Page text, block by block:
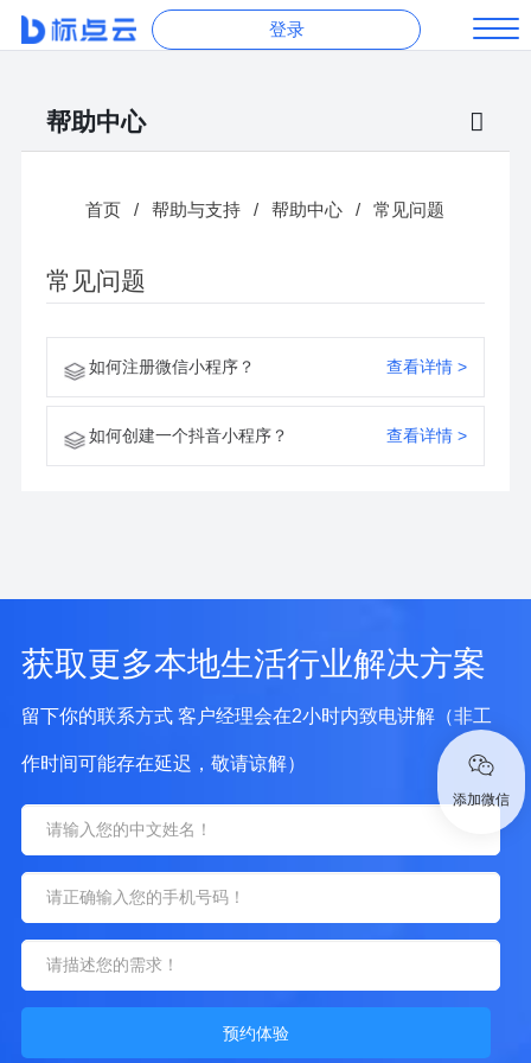
登录
帮助中心
首页 / 帮助与支持 / 帮助中心 / 常见问题
常见问题
如何注册微信小程序？
如何创建一个抖音小程序？
获取更多本地生活行业解决方案
留下你的联系方式 客户经理会在2小时内致电讲解（非工
作时间可能存在延迟，敬请谅解）
预约体验
添加微信